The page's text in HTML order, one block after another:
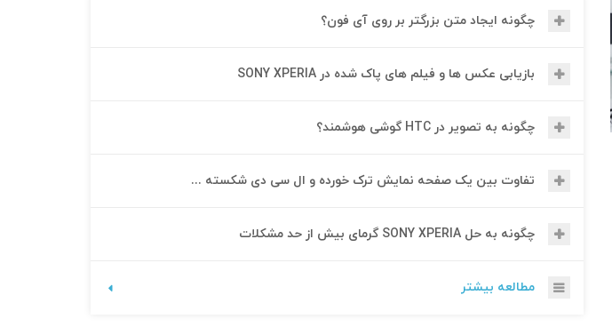
چگونه ایجاد متن بزرگتر بر روی آی فون؟
بازیابی عکس ها و فیلم های پاک شده در SONY XPERIA
چگونه به تصویر در HTC گوشی هوشمند؟
تفاوت بین یک صفحه نمایش ترک خورده و ال سی دی شکسته ...
چگونه به حل SONY XPERIA گرمای بیش از حد مشکلات
مطالعه بیشتر